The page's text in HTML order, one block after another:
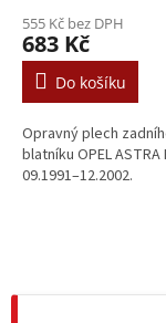
555 Kč bez DPH
683 Kč
Do košíku
Opravný plech
blatníku OPEL ASTRA
09.1991–12.2002.